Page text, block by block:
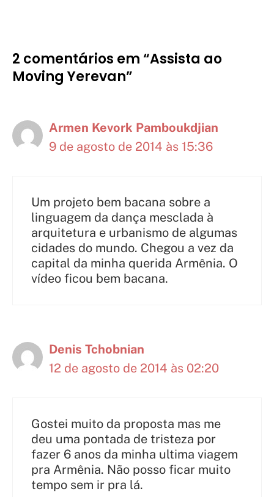
2 comentários em “Assista ao
Moving Yerevan”
Armen Kevork Pamboukdjian
9 de agosto de 2014 às 15:36
Um projeto bem bacana sobre a
linguagem da dança mesclada à
arquitetura e urbanismo de algumas
cidades do mundo. Chegou a vez da
capital da minha querida Armênia. O
vídeo ficou bem bacana.
Denis Tchobnian
12 de agosto de 2014 às 02:20
Gostei muito da proposta mas me
deu uma pontada de tristeza por
fazer 6 anos da minha ultima viagem
pra Armênia. Não posso ficar muito
tempo sem ir pra lá.